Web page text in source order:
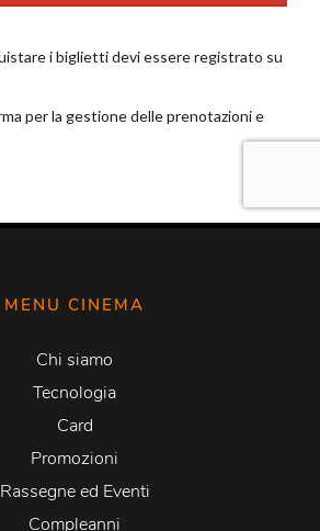
MENU CINEMA
Chi siamo
Tecnologia
Card
Promozioni
Rassegne ed Eventi
Compleanni